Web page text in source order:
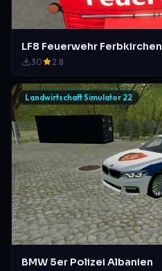
LF8 Feuerwehr Ferbkirchen
30 2.8
Landwirtschaft Simulator 22
BMW 5er Polizei Albanien